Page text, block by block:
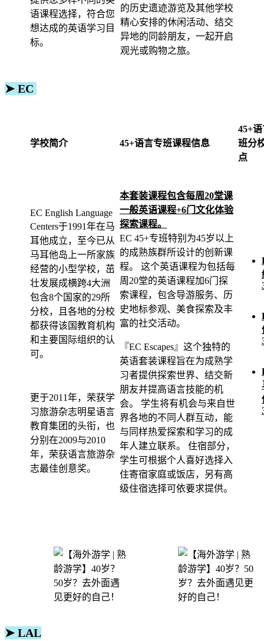
语课程选择，符合您
想达成的英语学习目
标。
的历史遗迹游览及其他学校
精心安排的休闲活动、结交
异地的同龄朋友，一起开启
观光或购物之旅。
➤ EC
学校简介 45+语言专班课程信息
45+
班分
点
EC English Language
Centers于1991年在马
耳他成立，至今已从
马耳他岛上一所家族
经营的小型学校，茁
壮发展成横跨4大洲
包含8个国家的29所
分校，且各地的分校
都获得该国教育机构
和主要国际组织的认
可。
更于2011年，荣获学
习旅游杂志明星语言
教育集团的头衔，也
分别在2009与2010
年，荣获语言旅游杂
志最佳创意奖。
本套装课程包含每周20堂课
一般英语课程+6门文化体验
探索课程。
EC 45+专班特别为45岁以上
的成熟族群所设计的创新课
程。 这个英语课程为包括每
周20堂的英语课程加6门探
索课程，包含导游服务、历
史地标参观、美食探索及丰
富的社交活动。
『EC Escapes』这个独特的
英语套装课程旨在为成熟学
习者提供探索世界、结交新
朋友并提高语言技能的机
会。 学生将有机会与来自世
界各地的不同人群互动，能
与同样热爱探索和学习的成
年人建立联系。 住宿部分，
学生可根据个人喜好选择入
住寄宿家庭或饭店，另有高
级住宿选择可依要求提供。
➤ LAL